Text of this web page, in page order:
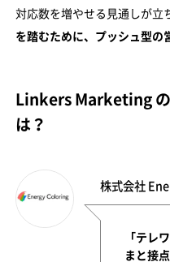
対応数を増やせる見通しが立
を踏むために、プッシュ型の
Linkers Marketing
は？
株式会社
「テレ
まと接